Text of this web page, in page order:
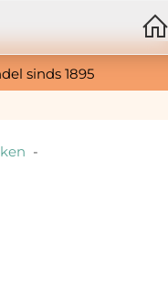
sinds 1895
-